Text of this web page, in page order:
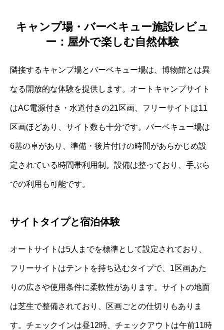
キャンプ場・バーベキュー施設レビュ
ー：屋外で楽しむ自然体験
隣接するキャンプ場とバーベキュー場は、博物館とは異
なる開放的な体験を提供します。オートキャンプサイト
はAC電源付き・水道付きの21区画、フリーサイトは11
区画ほどあり、サイト数も十分です。バーベキュー場は
6基の卓があり、準備・後片付けの時間があらかじめ設
定されている時間帯利用制。設備は整っており、手ぶら
での利用も可能です。
サイトタイプと宿泊体験
オートサイトは5人までを標準として設定されており、
フリーサイトはテントを持ち込むタイプで、1区画あた
りの広さや使用条件に柔軟性があります。サイトの地面
は芝生で整備されており、区画ごとの仕切りもありま
す。チェックインは昼12時、チェックアウトは午前11時